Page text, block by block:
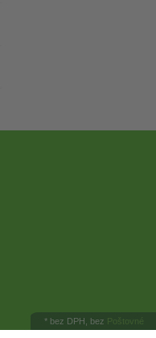
* bez DPH, bez Poštovné